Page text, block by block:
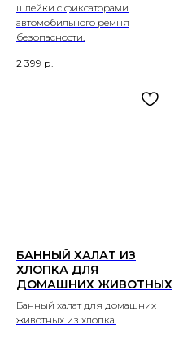
шлейки с фиксаторами
автомобильного ремня
безопасности.
2 399 р.
БАННЫЙ ХАЛАТ ИЗ
ХЛОПКА ДЛЯ
ДОМАШНИХ ЖИВОТНЫХ
Банный халат для домашних
животных из хлопка.